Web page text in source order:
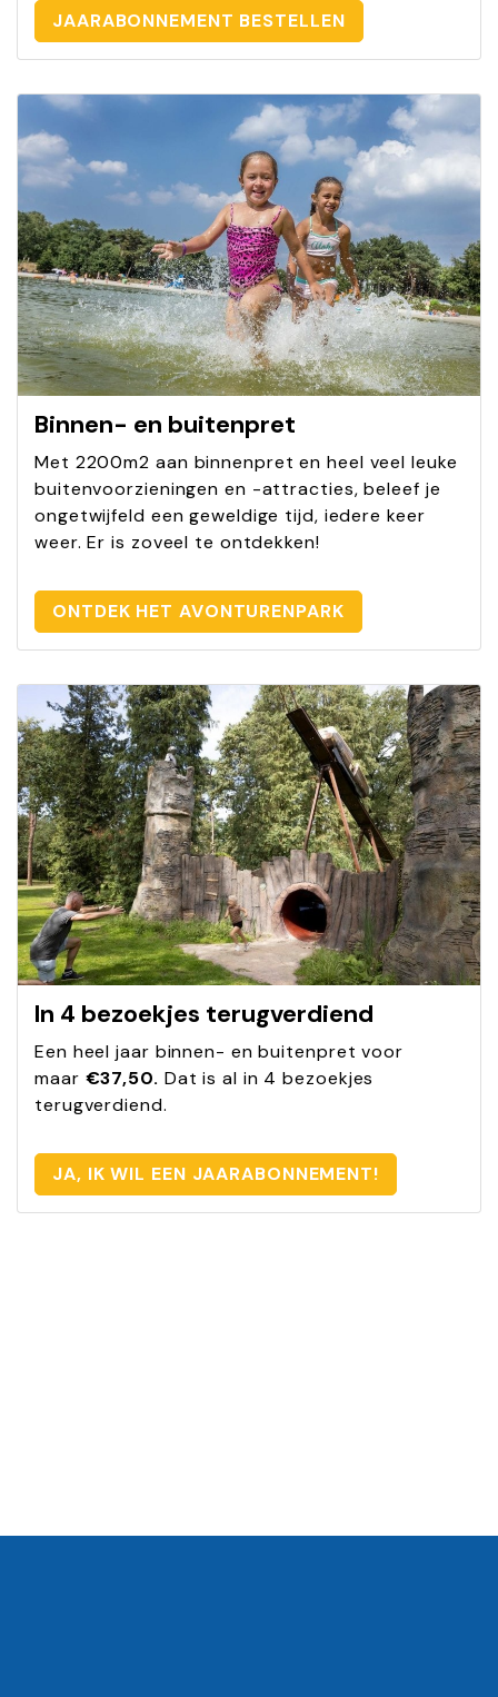
JAARABONNEMENT BESTELLEN
Binnen- en buitenpret
Met 2200m2 aan binnenpret en heel veel leuke
buitenvoorzieningen en -attracties, beleef je
ongetwijfeld een geweldige tijd, iedere keer
weer. Er is zoveel te ontdekken!
ONTDEK HET AVONTURENPARK
In 4 bezoekjes terugverdiend
Een heel jaar binnen- en buitenpret voor
maar €37,50. Dat is al in 4 bezoekjes
terugverdiend.
JA, IK WIL EEN JAARABONNEMENT!